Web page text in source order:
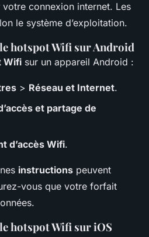
connexion internet. Les
le système d’exploitation.
hotspot Wifi sur Android
Wifi sur un appareil Android :
> Réseau et Internet.
et partage de
d’accès Wifi.
instructions peuvent
vous que votre forfait
hotspot Wifi sur iOS